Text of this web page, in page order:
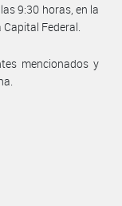
9:30 horas, en la
Capital Federal.
mencionados y